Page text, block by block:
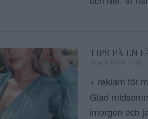
TIPS PÅ EN
18 juni 2020, 21:26
+ reklam för
Glad
imorgon och